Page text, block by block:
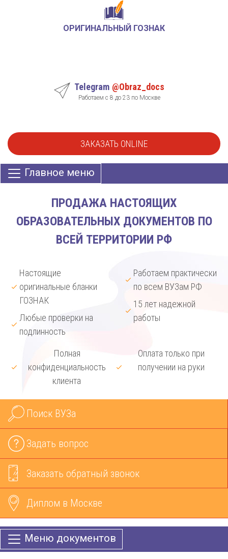
ОРИГИНАЛЬНЫЙ ГОЗНАК
Telegram @Obraz_docs
Работаем с 8 до 23 по Москве
ЗАКАЗАТЬ ONLINE
Главное меню
ПРОДАЖА НАСТОЯЩИХ
ОБРАЗОВАТЕЛЬНЫХ ДОКУМЕНТОВ ПО
ВСЕЙ ТЕРРИТОРИИ РФ
Настоящие
оригинальные бланки
ГОЗНАК
Любые проверки на
подлинность
Работаем практически
по всем ВУЗам РФ
15 лет надежной
работы
Полная
конфиденциальность
клиента
Оплата только при
получении на руки
Поиск ВУЗа
Задать вопрос
Заказать обратный звонок
Диплом в Москве
Меню документов